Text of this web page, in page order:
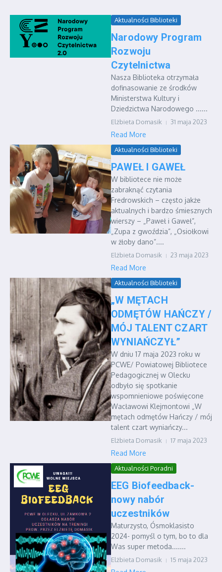
Aktualności Biblioteki
Narodowy Program
Rozwoju
Czytelnictwa
Nasza Biblioteka otrzymała
dofinasowanie ze środków
Ministerstwa Kultury i
Dziedzictwa Narodowego ......
Elżbieta Domasik 31 maja 2023
Read More
Aktualności Biblioteki
PAWEŁ I GAWEŁ
W bibliotece nie może
zabraknąć czytania
Fredrowskich – często jakże
aktualnych i bardzo śmiesznych
wierszy – „Paweł i Gaweł”,
„Zupa z gwoździa”, „Osiołkowi
w żłoby dano”....
Elżbieta Domasik 23 maja 2023
Read More
Aktualności Biblioteki
„W MĘTACH
ODMĘTÓW HAŃCZY /
MÓJ TALENT CZART
WYNIAŃCZYŁ”
W dniu 17 maja 2023 roku w
PCWE/ Powiatowej Bibliotece
Pedagogicznej w Olecku
odbyło się spotkanie
wspomnieniowe poświęcone
Wacławowi Klejmontowi „W
mętach odmętów Hańczy / mój
talent czart wyniańczy...
Elżbieta Domasik 17 maja 2023
Read More
Aktualności Poradni
EEG Biofeedback-
nowy nabór
uczestników
Maturzysto, Ósmoklasisto
2024- pomyśl o tym, bo to dla
Was super metoda.......
Elżbieta Domasik 15 maja 2023